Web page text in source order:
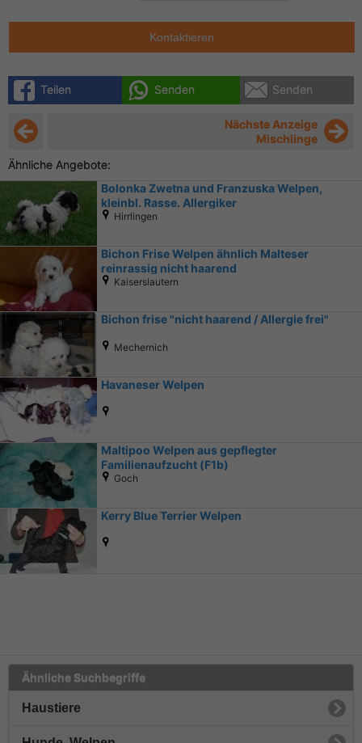
Kontaktieren
Teilen Senden Senden
Nächste Anzeige
Mischlinge
Ähnliche Angebote:
Bolonka Zwetna und Franzuska Welpen,
kleinbl. Rasse. Allergiker
Hirrlingen
Bichon Frise Welpen ähnlich Malteser
reinrassig nicht haarend
Kaiserslautern
Bichon frise "nicht haarend / Allergie frei"
Mechernich
Havaneser Welpen
Maltipoo Welpen aus gepflegter
Familienaufzucht (F1b)
Goch
Kerry Blue Terrier Welpen
Ähnliche Suchbegriffe
Haustiere